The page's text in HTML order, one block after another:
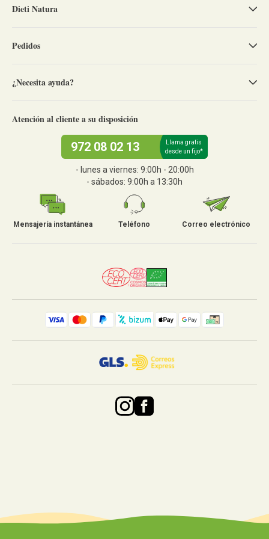
Dieti Natura
Pedidos
¿Necesita ayuda?
Atención al cliente a su disposición
972 08 02 13
Llama gratis
desde un fijo*
- lunes a viernes: 9:00h - 20:00h
- sábados: 9:00h a 13:30h
Mensajería instantánea Teléfono Correo electrónico